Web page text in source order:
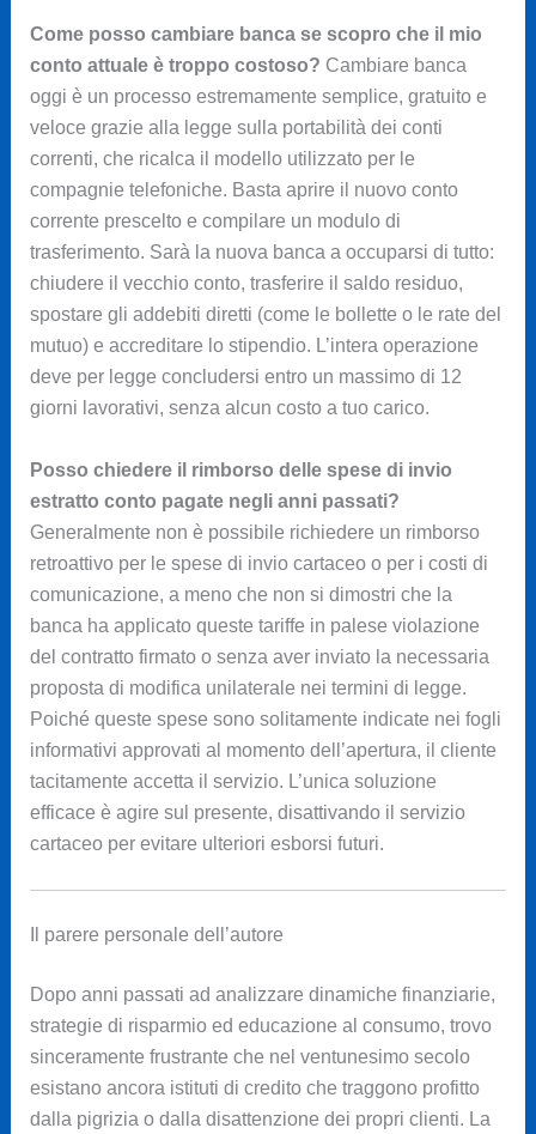
Come posso cambiare banca se scopro che il mio
conto attuale è troppo costoso? Cambiare banca
oggi è un processo estremamente semplice, gratuito e
veloce grazie alla legge sulla portabilità dei conti
correnti, che ricalca il modello utilizzato per le
compagnie telefoniche. Basta aprire il nuovo conto
corrente prescelto e compilare un modulo di
trasferimento. Sarà la nuova banca a occuparsi di tutto:
chiudere il vecchio conto, trasferire il saldo residuo,
spostare gli addebiti diretti (come le bollette o le rate del
mutuo) e accreditare lo stipendio. L’intera operazione
deve per legge concludersi entro un massimo di 12
giorni lavorativi, senza alcun costo a tuo carico.
Posso chiedere il rimborso delle spese di invio
estratto conto pagate negli anni passati?
Generalmente non è possibile richiedere un rimborso
retroattivo per le spese di invio cartaceo o per i costi di
comunicazione, a meno che non si dimostri che la
banca ha applicato queste tariffe in palese violazione
del contratto firmato o senza aver inviato la necessaria
proposta di modifica unilaterale nei termini di legge.
Poiché queste spese sono solitamente indicate nei fogli
informativi approvati al momento dell’apertura, il cliente
tacitamente accetta il servizio. L’unica soluzione
efficace è agire sul presente, disattivando il servizio
cartaceo per evitare ulteriori esborsi futuri.
Il parere personale dell’autore
Dopo anni passati ad analizzare dinamiche finanziarie,
strategie di risparmio ed educazione al consumo, trovo
sinceramente frustrante che nel ventunesimo secolo
esistano ancora istituti di credito che traggono profitto
dalla pigrizia o dalla disattenzione dei propri clienti. La